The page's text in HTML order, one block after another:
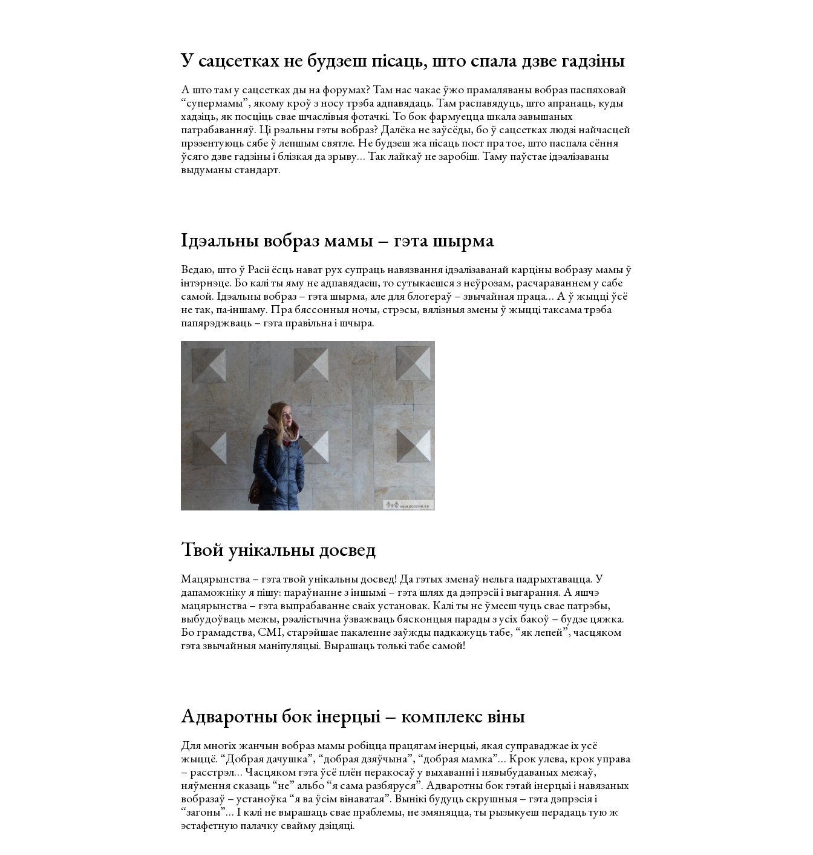
У сацсетках не будзеш пісаць, што спала дзве гадзіны
А што там у сацсетках ды на форумах? Там нас чакае ўжо прамаляваны вобраз паспяховай
“супермамы”, якому кроў з носу трэба адпавядаць. Там распавядуць, што апранаць, куды
хадзіць, як посціць свае шчаслівыя фотачкі. То бок фармуецца шкала завышаных
патрабаванняў. Ці рэальны гэты вобраз? Далёка не заўсёды, бо ў сацсетках людзі найчасцей
прэзентуюць сябе ў лепшым святле. Не будзеш жа пісаць пост пра тое, што паспала сёння
ўсяго дзве гадзіны і блізкая да зрыву… Так лайкаў не заробіш. Таму паўстае ідэалізаваны
выдуманы стандарт.
Ідэальны вобраз мамы – гэта шырма
Ведаю, што ў Расіі ёсць нават рух супраць навязвання ідэалізаванай карціны вобразу мамы ў
інтэрнэце. Бо калі ты яму не адпавядаеш, то сутыкаешся з неўрозам, расчараваннем у сабе
самой. Ідэальны вобраз – гэта шырма, але для блогераў – звычайная праца… А ў жыцці ўсё
не так, па-іншаму. Пра бяссонныя ночы, стрэсы, вялізныя змены ў жыцці таксама трэба
папярэджваць – гэта правільна і шчыра.
Твой унікальны досвед
Мацярынства – гэта твой унікальны досвед! Да гэтых зменаў нельга падрыхтавацца. У
дапаможніку я пішу: параўнанне з іншымі – гэта шлях да дэпрэсіі і выгарання. А яшчэ
мацярынства – гэта выпрабаванне сваіх установак. Калі ты не ўмееш чуць свае патрэбы,
выбудоўваць межы, рэалістычна ўзважваць бясконцыя парады з усіх бакоў – будзе цяжка.
Бо грамадства, СМІ, старэйшае пакаленне заўжды падкажуць табе, “як лепей”, часцяком
гэта звычайныя маніпуляцыі. Вырашаць толькі табе самой!
Адваротны бок інерцыі – комплекс віны
Для многіх жанчын вобраз мамы робіцца працягам інерцыі, якая суправаджае іх усё
жыццё. “Добрая дачушка”, “добрая дзяўчына”, “добрая мамка”… Крок улева, крок управа
– расстрэл… Часцяком гэта ўсё плён перакосаў у выхаванні і нявыбудаваных межаў,
няўмення сказаць “не” альбо “я сама разбяруся”. Адваротны бок гэтай інерцыі і навязаных
вобразаў – устаноўка “я ва ўсім вінаватая”. Вынікі будуць скрушныя – гэта дэпрэсія і
“загоны”… І калі не вырашаць свае праблемы, не змяняцца, ты рызыкуеш перадаць тую ж
эстафетную палачку свайму дзіцяці.